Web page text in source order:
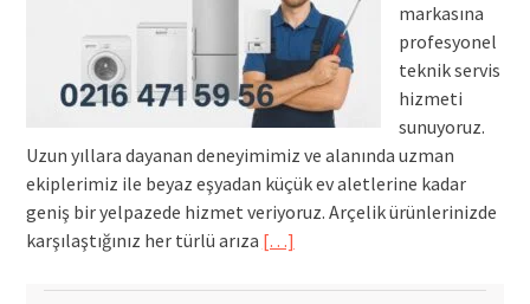
markasına
profesyonel
teknik servis
hizmeti
sunuyoruz.
Uzun yıllara dayanan deneyimimiz ve alanında uzman
ekiplerimiz ile beyaz eşyadan küçük ev aletlerine kadar
geniş bir yelpazede hizmet veriyoruz. Arçelik ürünlerinizde
karşılaştığınız her türlü arıza […]